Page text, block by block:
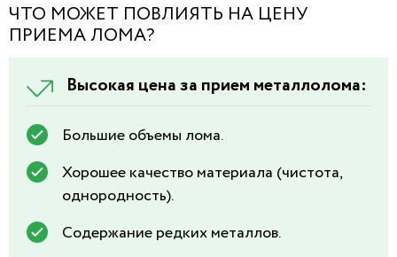
ЧТО МОЖЕТ ПОВЛИЯТЬ НА ЦЕНУ
ПРИЕМА ЛОМА?
Высокая цена за прием металлолома:
Большие объемы лома.
Хорошее качество материала (чистота,
однородность).
Содержание редких металлов.